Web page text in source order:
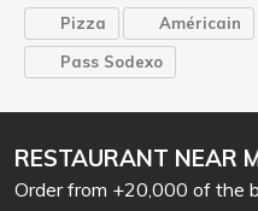
Pizza Américain
Pass Sodexo
RESTAURANT NEAR
Order from +20,000 of the